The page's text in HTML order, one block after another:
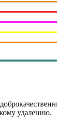
удалению.